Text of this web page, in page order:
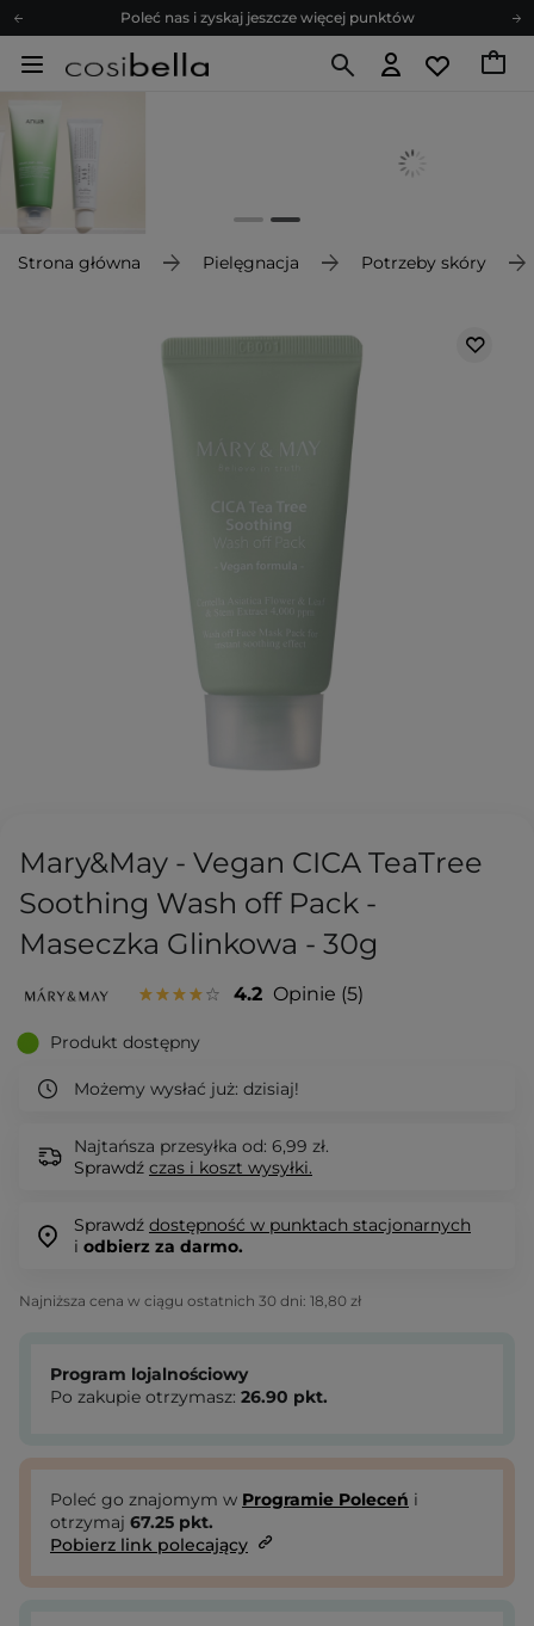
Poleć nas i zyskaj jeszcze więcej punktów
Zapisz się na newsletter pełen porad
Poleć nas i zyskaj jeszcze więcej punktów
Strona główna Pielęgnacja Potrzeby skóry
Mary&May - Vegan CICA TeaTree
Soothing Wash off Pack -
Maseczka Glinkowa - 30g
4.2 Opinie 5
Produkt dostępny
Możemy wysłać już: dzisiaj!
Najtańsza przesyłka od: 6,99 zł.
Sprawdź czas i koszt wysyłki.
Sprawdź dostępność w punktach stacjonarnych
i odbierz za darmo.
Najniższa cena w ciągu ostatnich 30 dni: 18,80 zł
Program lojalnościowy
Po zakupie otrzymasz: 26.90 pkt.
Poleć go znajomym w Programie Poleceń i
otrzymaj 67.25 pkt.
Pobierz link polecający